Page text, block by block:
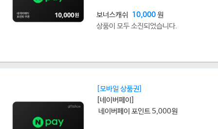
보너스캐쉬 10,000원
상품이 모두 소진되었습니다.
[모바일 상품권]
[네이버페이]
네이버페이 포인트 5,000원